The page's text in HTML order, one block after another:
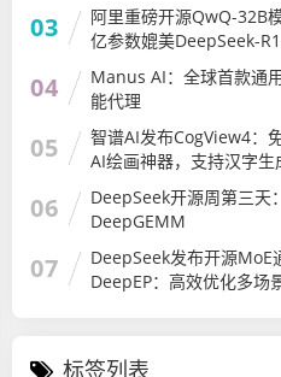
03
阿里重磅开源QwQ-32B
亿参数媲美DeepSeek-
显卡轻松部署
04
Manus AI：全球首款通
能代理
05
智谱AI发布CogView4：
AI绘画神器，支持汉字生
06
DeepSeek开源周第三天：
DeepGEMM
07
DeepSeek发布开源MoE
DeepEP：高效优化多场
标签列表